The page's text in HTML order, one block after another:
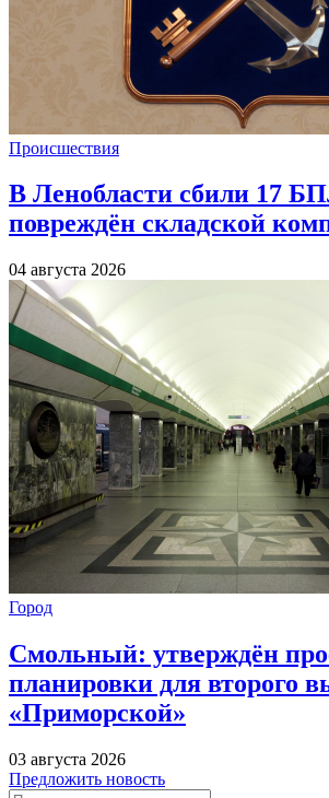
Происшествия
В Ленобласти сбили 17
повреждён складской
04 августа 2026
Город
Смольный: утверждён
планировки для второго
«Приморской»
03 августа 2026
Предложить новость